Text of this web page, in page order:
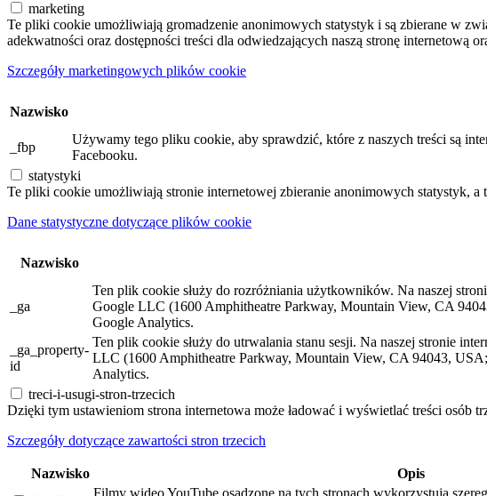
marketing
Te pliki cookie umożliwiają gromadzenie anonimowych statystyk i są zbierane w
adekwatności oraz dostępności treści dla odwiedzających naszą stronę internetową
Szczegóły marketingowych plików cookie
Nazwisko
_fbp
Używamy tego pliku cookie, aby sprawdzić, które z naszych treści są
Facebooku.
statystyki
Te pliki cookie umożliwiają stronie internetowej zbieranie anonimowych statystyk,
Dane statystyczne dotyczące plików cookie
Nazwisko
_ga
Ten plik cookie służy do rozróżniania użytkowników. Na naszej
Google LLC (1600 Amphitheatre Parkway, Mountain View, CA
Google Analytics.
_ga_property-
id
Ten plik cookie służy do utrwalania stanu sesji. Na naszej stronie
LLC (1600 Amphitheatre Parkway, Mountain View, CA 94043,
Analytics.
treci-i-usugi-stron-trzecich
Dzięki tym ustawieniom strona internetowa może ładować i wyświetlać treści
Szczegóły dotyczące zawartości stron trzecich
Nazwisko Opis
Filmy wideo YouTube osadzone na tych stronach wykorzystują